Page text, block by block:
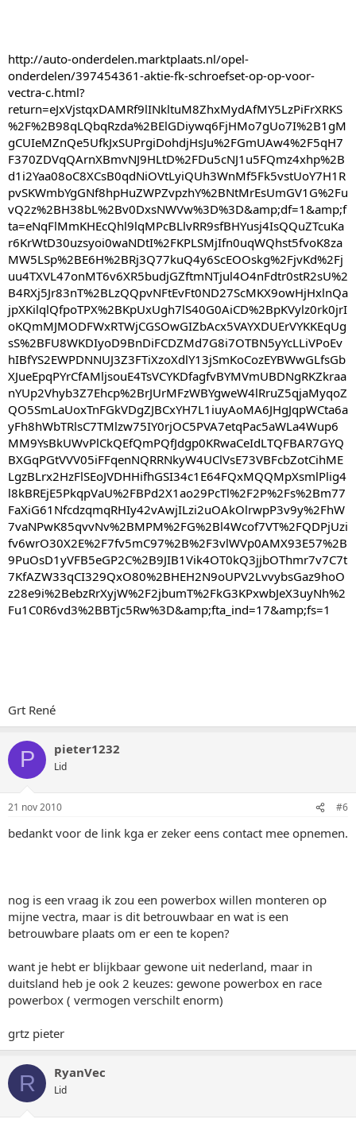
http://auto-onderdelen.marktplaats.nl/opel-
onderdelen/397454361-aktie-fk-schroefset-op-op-voor-
vectra-c.html?
return=eJxVjstqxDAMRf9lINkltuM8ZhxMydAfMY5LzPiFrXRKS
%2F%2B98qLQbqRzda%2BElGDiywq6FjHMo7gUo7I%2B1gM
gCUIeMZnQe5UfkJxSUPrgiDohdjHsJu%2FGmUAw4%2F5qH7
F370ZDVqQArnXBmvNJ9HLtD%2FDu5cNJ1u5FQmz4xhp%2B
d1i2Yaa08oC8XCsB0qdNiOVtLyiQUh3WnMf5Fk5vstUoY7H1R
pvSKWmbYgGNf8hpHuZWPZvpzhY%2BNtMrEsUmGV1G%2Fu
vQ2z%2BH38bL%2Bv0DxsNWVw%3D%3D&amp;df=1&amp;f
ta=eNqFlMmKHEcQhl9lqMPcBLlvRR9sfBHYusj4IsQQuZTcuKa
r6KrWtD30uzsyoi0waNDtI%2FKPLSMjIfn0uqWQhst5fvoK8za
MW5LSp%2BE6H%2BRj3Q77kuQ4y6ScEOOskg%2FjvKd%2Fj
uu4TXVL47onMT6v6XR5budjGZftmNTjul4O4nFdtr0stR2sU%2
B4RXj5Jr83nT%2BLzQQpvNFtEvFt0ND27ScMKX9owHjHxlnQa
jpXKilqlQfpoTPX%2BKpUxUgh7lS40G0AiCD%2BpKVylz0rk0jrI
oKQmMJMODFWxRTWjCGSOwGIZbAcx5VAYXDUErVYKKEqUg
sS%2BFU8WKDIyoD9BnDiFCDZMd7G8i7OTBN5yYcLLiVPoEv
hIBfYS2EWPDNNUJ3Z3FTiXzoXdlY13jSmKoCozEYBWwGLfsGb
XJueEpqPYrCfAMljsouE4TsVCYKDfagfvBYMVmUBDNgRKZkraa
nYUp2Vhyb3Z7Ehcp%2BrJUrMFzWBYgweW4lRruZ5qjaMyqoZ
QO5SmLaUoxTnFGkVDgZJBCxYH7L1iuyAoMA6JHgJqpWCta6a
yFh8hWbTRlsC7TMlzw75IY0rjOC5PVA7etqPac5aWLa4Wup6
MM9YsBkUWvPlCkQEfQmPQfJdgp0KRwaCeIdLTQFBAR7GYQ
BXGqPGtVVV05iFFqenNQRRNkyW4UClVsE73VBFcbZotCihME
LgzBLrx2HzFlSEoJVDHHifhGSI34c1E64FQxMQQMpXsmlPlig4
l8kBREjE5PkqpVaU%2FBPd2X1ao29PcTl%2F2P%2Fs%2Bm77
FaXiG61NfcdzqmqRHIy42vAwjILzi2uOAkOlrwpP3v9y%2FhW
7vaNPwK85qvvNv%2BMPM%2FG%2Bl4Wcof7VT%2FQDPjUzi
fv6wrO30X2E%2F7fv5mC97%2B%2F3vlWVp0AMX93E57%2B
9PuOsD1yVFB5eGP2C%2B9JIB1Vik4OT0kQ3jjbOThmr7v7C7t
7KfAZW33qCI329QxO80%2BHEH2N9oUPV2LvvybsGaz9hoO
z28e9i%2BebzRrXyjW%2F2jbumT%2FkG3KPxwbJeX3uyNh%2
Fu1C0R6vd3%2BBTjc5Rw%3D&amp;fta_ind=17&amp;fs=1
Grt René
P pieter1232
Lid
21 nov 2010 #6
bedankt voor de link kga er zeker eens contact mee opnemen.
nog is een vraag ik zou een powerbox willen monteren op
mijne vectra, maar is dit betrouwbaar en wat is een
betrouwbare plaats om er een te kopen?
want je hebt er blijkbaar gewone uit nederland, maar in
duitsland heb je ook 2 keuzes: gewone powerbox en race
powerbox ( vermogen verschilt enorm)
grtz pieter
R RyanVec
Lid